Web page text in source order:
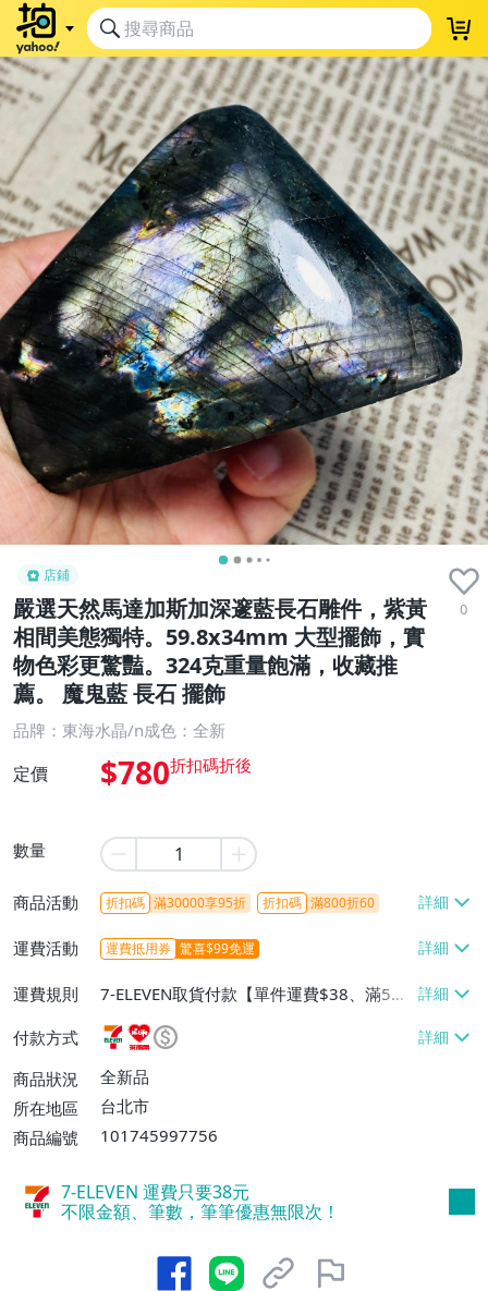
店鋪
嚴選天然馬達加斯加深邃藍長石雕件，紫黃
相間美態獨特。59.8x34mm 大型擺飾，實
物色彩更驚豔。324克重量飽滿，收藏推
薦。 魔鬼藍 長石 擺飾
0
品牌：東海水晶/n成色：全新
定價 $780
數量
商品活動 折扣碼 滿30000享95折 折扣碼 滿800折60
運費活動 運費抵用券 驚喜$99免運
運費規則
7-ELEVEN取貨付款【單件運費$38、滿5件
或消費滿$1298免運費】、7-ELEVEN取貨
不付款【免運費】、萊爾富取貨付款【單件
運費$60、滿5件或消費滿$1298免運
費】、宅配/貨運【單件運費$120、滿5件
付款方式
商品狀況
全新品
所在地區
台北市
商品編號
101745997756
7-ELEVEN 運費只要38元
不限金額、筆數，筆筆優惠無限次！